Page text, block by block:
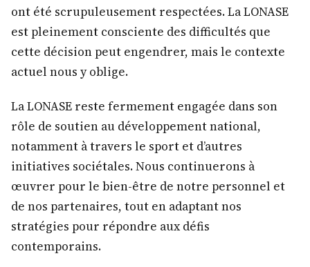
ont été scrupuleusement respectées. La LONASE
est pleinement consciente des difficultés que
cette décision peut engendrer, mais le contexte
actuel nous y oblige.
La LONASE reste fermement engagée dans son
rôle de soutien au développement national,
notamment à travers le sport et d’autres
initiatives sociétales. Nous continuerons à
œuvrer pour le bien-être de notre personnel et
de nos partenaires, tout en adaptant nos
stratégies pour répondre aux défis
contemporains.